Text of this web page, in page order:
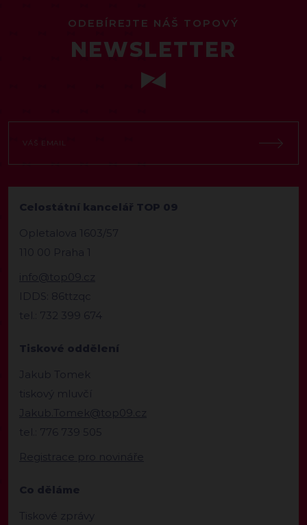
ODEBÍREJTE NÁŠ TOPOVÝ
NEWSLETTER
Celostátní kancelář TOP 09
Opletalova 1603/57
110 00 Praha 1
info@top09.cz
IDDS: 86ttzqc
tel.: 732 399 674
Tiskové oddělení
Jakub Tomek
tiskový mluvčí
Jakub.Tomek@top09.cz
tel.: 776 739 505
Registrace pro novináře
Co děláme
Tiskové zprávy